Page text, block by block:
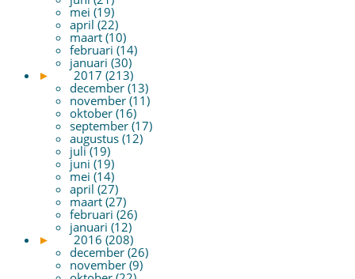
mei (19)
april (22)
maart (10)
februari (14)
januari (30)
►
2017 (213)
december (13)
november (11)
oktober (16)
september (17)
augustus (12)
juli (19)
juni (19)
mei (14)
april (27)
maart (27)
februari (26)
januari (12)
►
2016 (208)
december (26)
november (9)